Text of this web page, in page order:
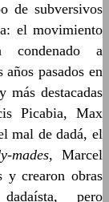
de subversivos
el movimiento
condenado a
pasados en
más destacadas
Picabia, Max
mal de dadá, el
mades, Marcel
y crearon obras
pero